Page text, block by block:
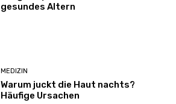
gesundes Altern
MEDIZIN
Warum juckt die Haut nachts?
Häufige Ursachen